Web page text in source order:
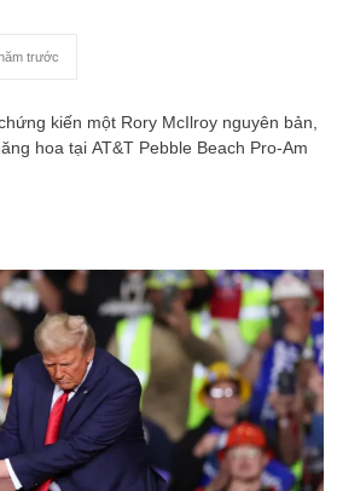
trước
kiến một Rory McIlroy nguyên bản,
hoa tại AT&T Pebble Beach Pro-Am